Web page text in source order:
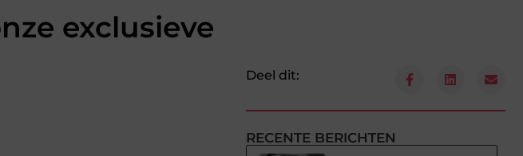
exclusieve
Deel dit:
RECENTE BERICHTEN